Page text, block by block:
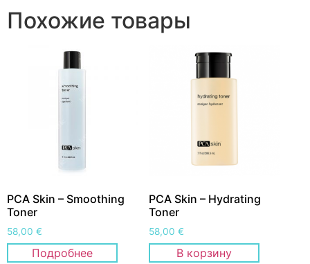
Похожие товары
PCA Skin – Smoothing
Toner
58,00 €
Подробнее
PCA Skin – Hydrating
Toner
58,00€
В корзину